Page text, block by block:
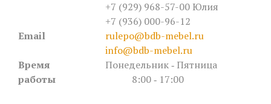
+7 (929) 968-57-00 Юлия
+7 (936) 000-96-12
Email
rulepo@bdb-mebel.ru
info@bdb-mebel.ru
Время
работы
Понедельник ‐ Пятница
8:00 ‐ 17:00